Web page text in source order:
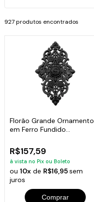
927 produtos encontrados
Florão Grande Ornamento
em Ferro Fundido
R$157,59
à vista no Pix ou Boleto
ou10x de R$16,95sem
juros
Comprar